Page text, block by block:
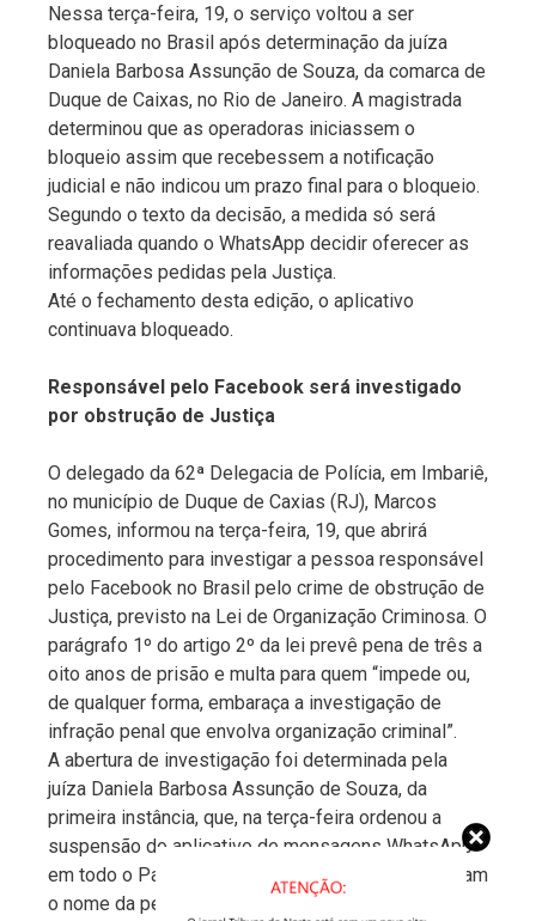
Nessa terça-feira, 19, o serviço voltou a ser
bloqueado no Brasil após determinação da juíza
Daniela Barbosa Assunção de Souza, da comarca de
Duque de Caixas, no Rio de Janeiro. A magistrada
determinou que as operadoras iniciassem o
bloqueio assim que recebessem a notificação
judicial e não indicou um prazo final para o bloqueio.
Segundo o texto da decisão, a medida só será
reavaliada quando o WhatsApp decidir oferecer as
informações pedidas pela Justiça.
Até o fechamento desta edição, o aplicativo
continuava bloqueado.
Responsável pelo Facebook será investigado
por obstrução de Justiça
O delegado da 62ª Delegacia de Polícia, em Imbariê,
no município de Duque de Caxias (RJ), Marcos
Gomes, informou na terça-feira, 19, que abrirá
procedimento para investigar a pessoa responsável
pelo Facebook no Brasil pelo crime de obstrução de
Justiça, previsto na Lei de Organização Criminosa. O
parágrafo 1º do artigo 2º da lei prevê pena de três a
oito anos de prisão e multa para quem “impede ou,
de qualquer forma, embaraça a investigação de
infração penal que envolva organização criminal”.
A abertura de investigação foi determinada pela
juíza Daniela Barbosa Assunção de Souza, da
primeira instância, que, na terça-feira ordenou a
suspensão do aplicativo de mensagens WhatsApp
em todo o País. A juíza e o delegado não informaram
o nome da pessoa que será investigada por